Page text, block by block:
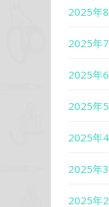
2025年
2025年
2025年
2025年
2025年
2025年
2025年